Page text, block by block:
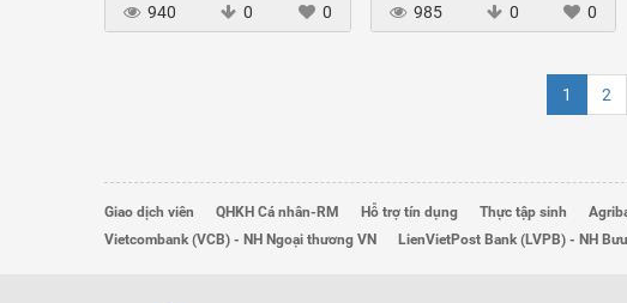
940 0 0 985 0 0
1 2
Giao dịch viên QHKH Cá nhân-RM Hỗ trợ tín dụng Thực tập sinh
Vietcombank (VCB) - NH Ngoại thương VN
LienVietPost Bank (LVPB) - NH